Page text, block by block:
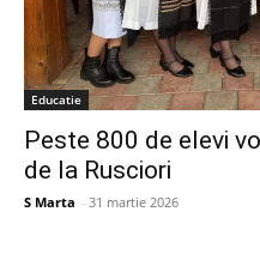
Educatie
Peste 800 de elevi
de la Rusciori
S Marta - 31 martie 2026